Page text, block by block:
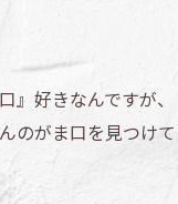
』好きなんですが、
のがま口を見つけて